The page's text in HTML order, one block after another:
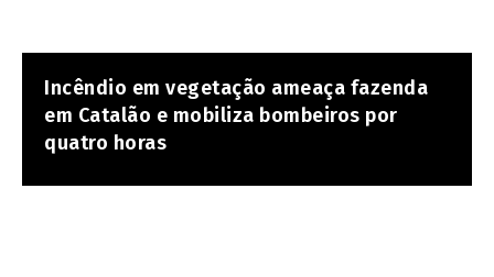
Incêndio em vegetação ameaça fazenda
em Catalão e mobiliza bombeiros por
quatro horas